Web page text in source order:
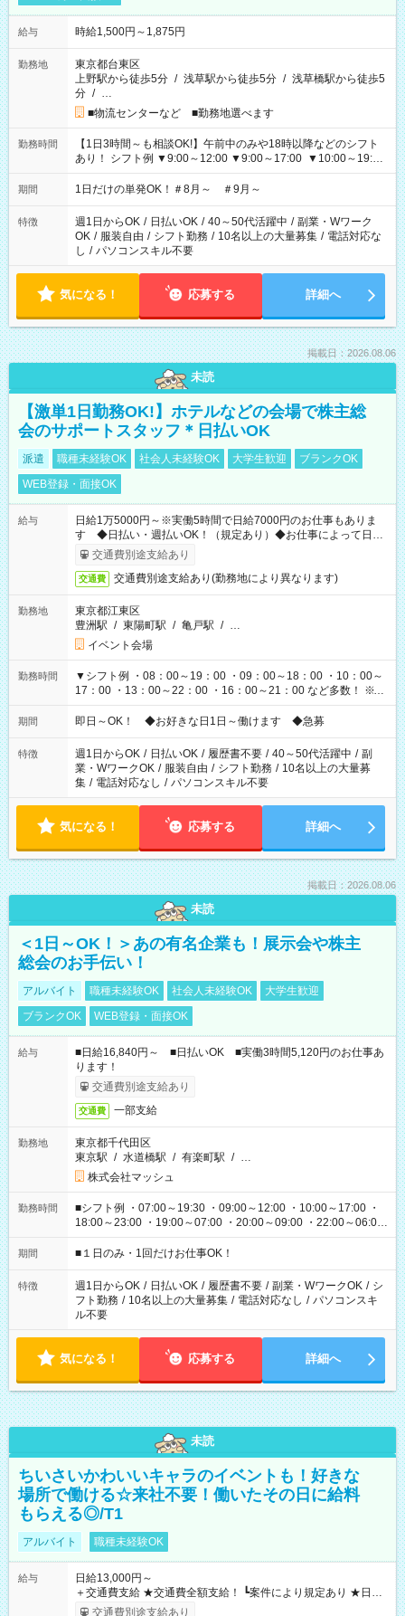
給与 時給1,500円～1,875円
勤務地
東京都台東区
上野駅から徒歩5分 / 浅草駅から徒歩5分 / 浅草橋駅から徒歩5
分 / …
■物流センターなど ■勤務地選べます
勤務時間
【1日3時間～も相談OK!】午前中のみや18時以降などのシフト
あり！ シフト例 ▼9:00～12:00 ▼9:00～17:00 ▼10:00～19:00
▼18:00～21:00
期間 1日だけの単発OK！＃8月～ ＃9月～
特徴 週1日からOK / 日払いOK / 40～50代活躍中 / 副業・Wワーク
OK / 服装自由 / シフト勤務 / 10名以上の大量募集 / 電話対応な
し / パソコンスキル不要
気になる！ 応募する 詳細へ
掲載日：2026.08.06
未読
【激単1日勤務OK!】ホテルなどの会場で株主総
会のサポートスタッフ＊日払いOK
派遣 職種未経験OK 社会人未経験OK 大学生歓迎
ブランクOK
WEB登録・面接OK
給与
日給1万5000円～※実働5時間で日給7000円のお仕事もありま
す ◆日払い・週払いOK！（規定あり）◆お仕事によって日給
も異なります
交通費別途支給あり
交通費 交通費別途支給あり(勤務地により異なります)
勤務地
東京都江東区
豊洲駅 / 東陽町駅 / 亀戸駅 / …
イベント会場
勤務時間
▼シフト例 ・08：00～19：00 ・09：00～18：00 ・10：00～
17：00 ・13：00～22：00 ・16：00～21：00 など多数！ ※お
仕事により勤務時間が異なります
期間 即日～OK！ ◆お好きな日1日～働けます ◆急募
特徴 週1日からOK / 日払いOK / 履歴書不要 / 40～50代活躍中 / 副
業・WワークOK / 服装自由 / シフト勤務 / 10名以上の大量募
集 / 電話対応なし / パソコンスキル不要
気になる！ 応募する 詳細へ
掲載日：2026.08.06
未読
＜1日～OK！＞あの有名企業も！展示会や株主
総会のお手伝い！
アルバイト 職種未経験OK 社会人未経験OK
大学生歓迎
ブランクOK
WEB登録・面接OK
給与
■日給16,840円～ ■日払いOK ■実働3時間5,120円のお仕事あ
ります！
交通費別途支給あり
交通費 一部支給
勤務地
東京都千代田区
東京駅 / 水道橋駅 / 有楽町駅 / …
株式会社マッシュ
勤務時間
■シフト例 ・07:00～19:30 ・09:00～12:00 ・10:00～17:00 ・
18:00～23:00 ・19:00～07:00 ・20:00～09:00 ・22:00～06:00
etc ★最短で3時間で5,120円のお仕事から 15時間で2万円近く稼
げるお仕事も！ ご希望のお時間に合わせてご紹介！ ※シフトは
ください！
期間 ■１日のみ・1回だけお仕事OK！
特徴 週1日からOK / 日払いOK / 履歴書不要 / 副業・WワークOK / シ
フト勤務 / 10名以上の大量募集 / 電話対応なし / パソコンスキ
ル不要
気になる！ 応募する 詳細へ
未読
ちいさいかわいいキャラのイベントも！好きな
場所で働ける☆来社不要！働いたその日に給料
もらえる◎/T1
アルバイト 職種未経験OK
給与
日給13,000円～
＋交通費支給 ★交通費全額支給！ ┗案件により規定あり ★日払
いOK！（規定あり） ┗働いたその日に現金GET♪ お仕事後はコ
交通費別途支給あり